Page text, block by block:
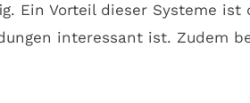
Ein Vorteil dieser Systeme
interessant ist. Zudem